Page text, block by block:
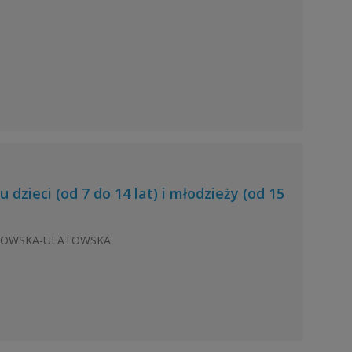
(od 7 do 14 lat) i młodzieży (od 15
ULATOWSKA